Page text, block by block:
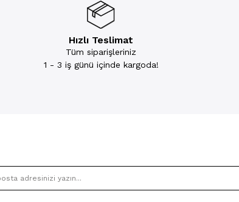
bayan pijama takımı soğuk kış günlerinin vazgeçilmez
ev içerisinde giyilmek için de sıklıkla tercih edilebilir.
vardır. Bundan ötürü vücut ısısını sabit tutarken diğer yandan
tercih edilir. Kışlık pijama takımlarında kullanılan kumaş
uyku deneyimi sunar.
sonra ütülemenize gerek duymaz. Farklı renklerde
Tavşan, ayıcık, kedi gibi hayvanların baskılarının
polar pijama takımları da sıklıkla tercih edilen modeller
Hızlı Teslimat
Tüm siparişleriniz
1 - 3 iş günü içinde kargoda!